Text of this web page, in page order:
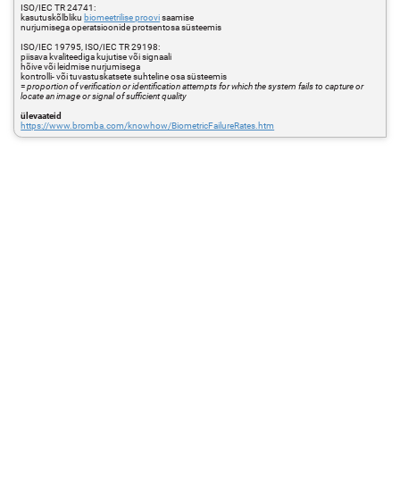
ISO/IEC TR 24741:
kasutuskõlbliku biomeetrilise proovisaamise
nurjumisega operatsioonide protsentosa süsteemis
ISO/IEC 19795, ISO/IEC TR 29198:
piisava kvaliteediga kujutise või signaali
hõive või leidmise nurjumisega
kontrolli- või tuvastuskatsete suhteline osa süsteemis
=proportion of verification or identification attempts for which the system fails to capture or
locate an image or signal of sufficient quality
ülevaateid
https://www.bromba.com/knowhow/BiometricFailureRates.htm